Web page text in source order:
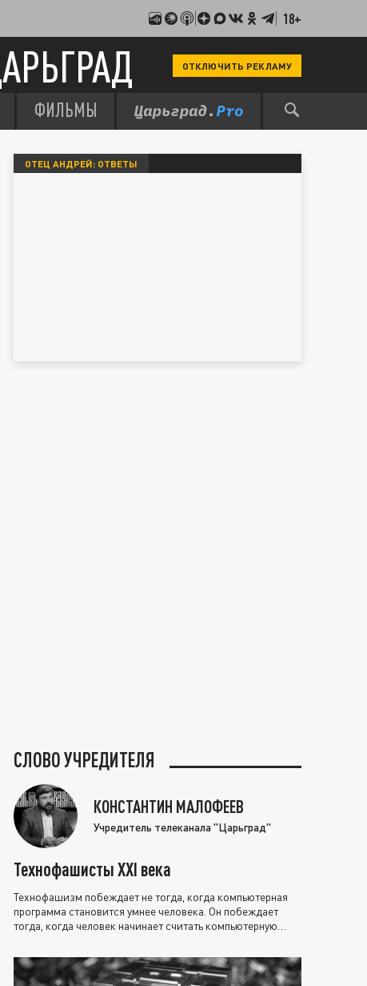
18+
ОТКЛЮЧИТЬ РЕКЛАМУ
ФИЛЬМЫ
ОТЕЦ АНДРЕЙ: ОТВЕТЫ
СЛОВО УЧРЕДИТЕЛЯ
КОНСТАНТИН МАЛОФЕЕВ
Учредитель телеканала "Царьград"
Технофашисты XXI века
Технофашизм побеждает не тогда, когда компьютерная
программа становится умнее человека. Он побеждает
тогда, когда человек начинает считать компьютерную